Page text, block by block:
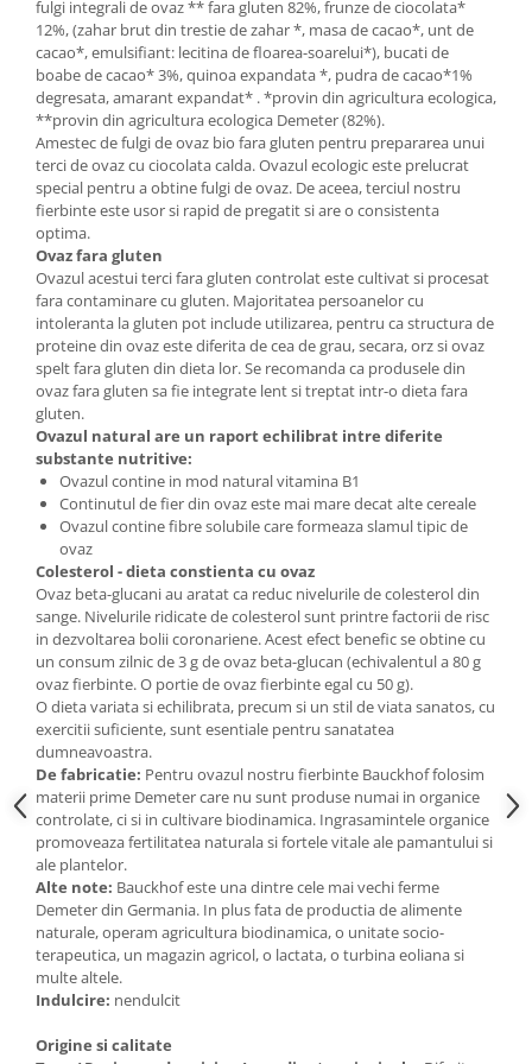
Budinca bio
Indulcitori bio
Inghetata bio si decoratiuni
Ingrediente bio pentru copt
Masline bio si antipasti
Antipasti bio
Masline bio
Pesto bio
Musli si terci
Fulgi din cereale bio
Musli bio
Terci bio
Orez bio si leguminoase
Legume bio
Legume bio in conserva
Orez bio
Paste si fidea
Paste bio din emmer
Paste bio din grau
Paste bio din spelta
Paste bio fara gluten
Paste bio integrale
Paste bio pentru copii
Paste fainoase bio
Pateu, sosuri si conserve
Conserve de peste bio
Crenvursti si pateu din carne bio
Pateu bio si creme vegetale
Sosuri bio
Produse din tomate
Ketchup bio
fulgi integrali de ovaz ** fara gluten 82%, frunze de ciocolata*
12%, (zahar brut din trestie de zahar *, masa de cacao*, unt de
cacao*, emulsifiant: lecitina de floarea-soarelui*), bucati de
boabe de cacao* 3%, quinoa expandata *, pudra de cacao*1%
degresata, amarant expandat* . *provin din agricultura ecologica,
**provin din agricultura ecologica Demeter (82%).
Amestec de fulgi de ovaz bio fara gluten pentru prepararea unui
terci de ovaz cu ciocolata calda. Ovazul ecologic este prelucrat
special pentru a obtine fulgi de ovaz. De aceea, terciul nostru
fierbinte este usor si rapid de pregatit si are o consistenta
optima.
Ovaz fara gluten
Ovazul acestui terci fara gluten controlat este cultivat si procesat
fara contaminare cu gluten. Majoritatea persoanelor cu
intoleranta la gluten pot include utilizarea, pentru ca structura de
proteine ​​din ovaz este diferita de cea de grau, secara, orz si ovaz
spelt fara gluten din dieta lor. Se recomanda ca produsele din
ovaz fara gluten sa fie integrate lent si treptat intr-o dieta fara
gluten.
Ovazul natural are un raport echilibrat intre diferite
substante nutritive:
Ovazul contine in mod natural vitamina B1
Continutul de fier din ovaz este mai mare decat alte cereale
Ovazul contine fibre solubile care formeaza slamul tipic de
ovaz
Colesterol - dieta constienta cu ovaz
Ovaz beta-glucani au aratat ca reduc nivelurile de colesterol din
sange. Nivelurile ridicate de colesterol sunt printre factorii de risc
in dezvoltarea bolii coronariene. Acest efect benefic se obtine cu
un consum zilnic de 3 g de ovaz beta-glucan (echivalentul a 80 g
ovaz fierbinte. O portie de ovaz fierbinte egal cu 50 g).
O dieta variata si echilibrata, precum si un stil de viata sanatos, cu
exercitii suficiente, sunt esentiale pentru sanatatea
dumneavoastra.
De fabricatie: Pentru ovazul nostru fierbinte Bauckhof folosim
materii prime Demeter care nu sunt produse numai in organice
controlate, ci si in cultivare biodinamica. Ingrasamintele organice
promoveaza fertilitatea naturala si fortele vitale ale pamantului si
ale plantelor.
Alte note: Bauckhof este una dintre cele mai vechi ferme
Demeter din Germania. In plus fata de productia de alimente
naturale, operam agricultura biodinamica, o unitate socio-
terapeutica, un magazin agricol, o lactata, o turbina eoliana si
multe altele.
Indulcire: nendulcit
Origine si calitate